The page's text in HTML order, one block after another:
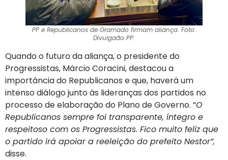
PP e Republicanos de Gramado firmam aliança. Foto:
Divulgaão PP.
Quando o futuro da aliança, o presidente do
Progressistas, Márcio Coracini, destacou a
importância do Republicanos e que, haverá um
intenso diálogo junto às lideranças dos partidos no
processo de elaboração do Plano de Governo. “O
Republicanos sempre foi transparente, íntegro e
respeitoso com os Progressistas. Fico muito feliz que
o partido irá apoiar a reeleição do prefeito Nestor”,
disse.